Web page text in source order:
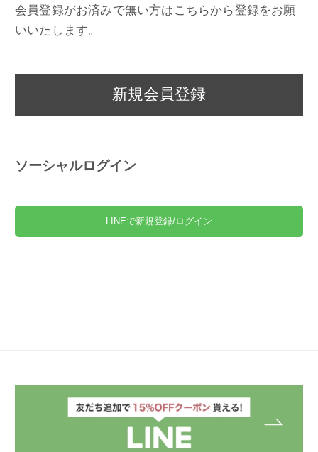
会員登録がお済みで無い方はこちらから登録をお願
いいたします。
新規会員登録
ソーシャルログイン
LINEで新規登録/ログイン